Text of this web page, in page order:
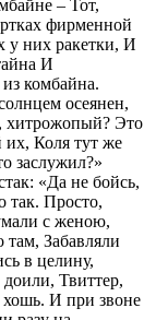
– Тот,
фирменной
у них ракетки, И
И
комбайна.
осеянен,
хитрожопый? Это
их, Коля тут же
заслужил?»
«Да не бойсь,
так. Просто,
с женою,
Забавляли
в целину,
Твиттер,
И при звоне